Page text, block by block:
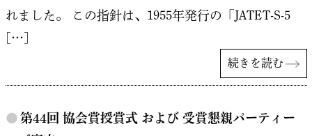
れました。 この指針は、1955年発行の「JATET-S-5
[…]
続きを読む
● 第44回 協会賞授賞式 および 受賞懇親パーティー